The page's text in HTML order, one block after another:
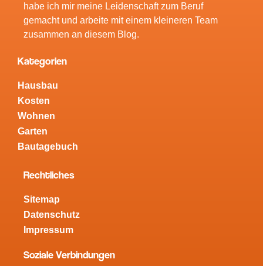
habe ich mir meine Leidenschaft zum Beruf
gemacht und arbeite mit einem kleineren Team
zusammen an diesem Blog.
Kategorien
Hausbau
Kosten
Wohnen
Garten
Bautagebuch
Rechtliches
Sitemap
Datenschutz
Impressum
Soziale Verbindungen